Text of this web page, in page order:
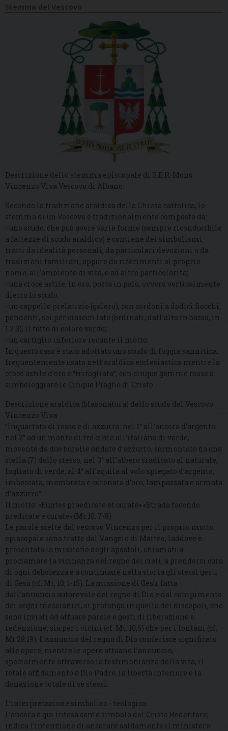
Descrizione dello stemma episcopale di S.E.R. Mons.
Vincenzo Viva Vescovo di Albano:
Secondo la tradizione araldica della Chiesa cattolica, lo
stemma di un Vescovo è tradizionalmente composto da:
- uno scudo, che può avere varie forme (sempre riconducibile
a fattezze di scudo araldico) e contiene dei simbolismi
tratti da idealità personali, da particolari devozioni o da
tradizioni familiari, oppure da riferimenti al proprio
nome, all’ambiente di vita, o ad altre particolarità;
- una croce astile, in oro, posta in palo, ovvero verticalmente
dietro lo scudo;
- un cappello prelatizio (galero), con cordoni a dodici fiocchi,
pendenti, sei per ciascun lato (ordinati, dall’alto in basso, in
1.2.3), il tutto di colore verde;
- un cartiglio inferiore recante il motto.
In questo caso è stato adottato uno scudo di foggia sannitica,
frequentemente usato nell’araldica ecclesiastica mentre la
croce astile d’oro è “trifogliata”, con cinque gemme rosse a
simboleggiare le Cinque Piaghe di Cristo.
Descrizione araldica (blasonatura) dello scudo del Vescovo
Vincenzo Viva
“Inquartato di rosso e di azzurro: nel 1° all’ancora d’argento;
nel 2° ad un monte di tre cime all’italiana di verde,
movente da due burelle ondate d’azzurro, sormontato da una
stella (7) dello stesso; nel 3° all’albero sradicato al naturale,
fogliato di verde; al 4° all’aquila al volo spiegato d’argento,
imbeccata, membrata e coronata d’oro, lampassata e armata
d’azzurro”.
Il motto: «Euntes praedicate et curate» «Strada facendo
predicate e curate» (Mt 10, 7-8)
Le parole scelte dal vescovo Vincenzo per il proprio motto
episcopale sono tratte dal Vangelo di Matteo, laddove è
presentata la missione degli apostoli, chiamati a
proclamare la vicinanza del regno dei cieli, a prendersi cura
di ogni debolezza e a continuare nella storia gli stessi gesti
di Gesù (cf. Mt, 10, 1-15). La missione di Gesù, fatta
dall’annuncio autorevole del regno di Dio e dal compimento
dei segni messianici, si prolunga in quella dei discepoli, che
sono inviati ad attuare parole e gesti di liberazione e
redenzione, sia per i vicini (cf. Mt, 10,6) che per i lontani (cf.
Mt 28,19). L’annuncio del regno di Dio conferisce significato
alle opere; mentre le opere attuano l’annuncio,
specialmente attraverso la testimonianza della vita, il
totale affidamento a Dio Padre, la libertà interiore e la
donazione totale di se stessi.
L’interpretazione simbolico - teologica:
L’ancora è qui intesa come simbolo del Cristo Redentore;
indica l’intenzione di ancorare saldamente il ministero